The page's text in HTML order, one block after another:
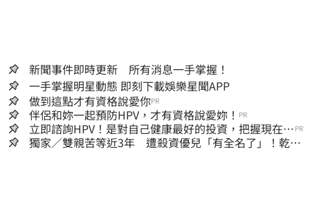
新聞事件即時更新 所有消息一手掌握！
一手掌握明星動態 即刻下載娛樂星聞APP
做到這點才有資格說愛你PR
伴侶和妳一起預防HPV，才有資格說愛妳！ PR
立即諮詢HPV！是對自己健康最好的投資，把握現在不
嫌晚！
PR
獨家／雙親苦等近3年 遭殺資優兒「有全名了」！乾妹